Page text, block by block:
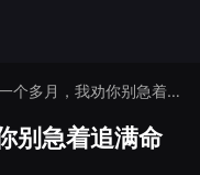
多月，我劝你别急着追满命
别急着追满命